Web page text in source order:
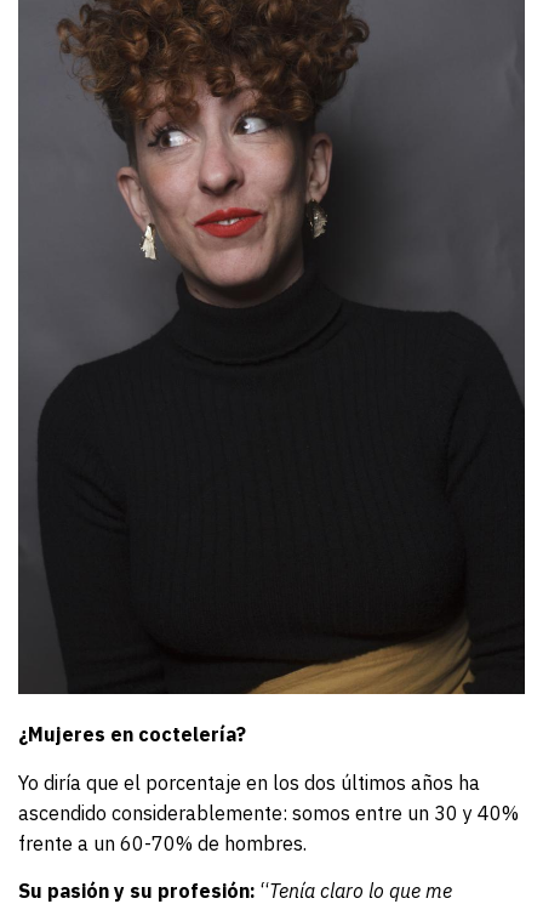
¿Mujeres en coctelería?
Yo diría que el porcentaje en los dos últimos años ha
ascendido considerablemente: somos entre un 30 y 40%
frente a un 60-70% de hombres.
Su pasión y su profesión: “Tenía claro lo que me